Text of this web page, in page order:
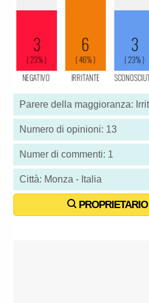
Parere della maggioranza:
Numero di opinioni: 13
Numer di commenti: 1
Città: Monza - Italia